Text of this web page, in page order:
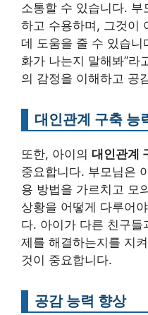
소통할 수 있습니다. 부
하고 수용하며, 그것이
데 도움을 줄 수 있습니
화가 나는지 말해봐”라
의 감정을 이해하고 공
대인관계 구축 능
또한, 아이의 대인관계
중요합니다. 부모님은
용 방법을 가르치고 모
상황을 어떻게 다루어
다. 아이가 다른 친구
제를 해결하는지를 지
것이 중요합니다.
공감 능력 향상